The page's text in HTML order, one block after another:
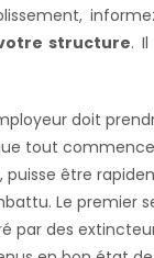
structure.